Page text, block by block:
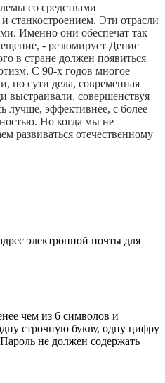
со средствами
станкостроением. Эти отрасли
Именно они обеспечат так
- резюмирует Денис
в стране должен появиться
С 90-х годов многое
по сути дела, современная
выстраивали, совершенствуя
лучше, эффективнее, с более
Но когда мы не
развиваться отечественному
электронной почты для
чем из 6 символов и
строчную букву, одну цифру
не должен содержать